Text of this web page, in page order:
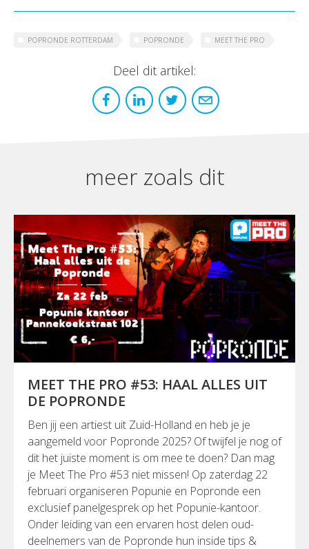
POPRONDE ROTTERDAM POPRONDE MEET THE PRO
Deel dit artikel:
meer zoals dit
MEET THE PRO #53: HAAL ALLES UIT
DE POPRONDE
Ben jij een artiest uit Zuid-Holland en heb je je
aangemeld voor Popronde 2025? Of twijfel je nog of
dit het juiste moment is om mee te doen? Dan mag
je Meet The Pro #53 niet missen! Op zaterdag 22
februari organiseren Popunie en Popronde een
exclusief panelgesprek op het Popunie-kantoor.
Onder leiding van een ervaren host delen oud-
deelnemers van de Popronde hun inside tips &